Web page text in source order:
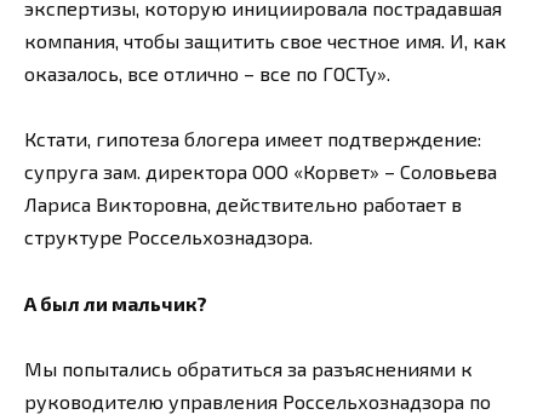
экспертизы, которую инициировала пострадавшая
компания, чтобы защитить свое честное имя. И, как
оказалось, все отлично – все по ГОСТу».
Кстати, гипотеза блогера имеет подтверждение:
супруга зам. директора ООО «Корвет» – Соловьева
Лариса Викторовна, действительно работает в
структуре Россельхознадзора.
А был ли мальчик?
Мы попытались обратиться за разъяснениями к
руководителю управления Россельхознадзора по